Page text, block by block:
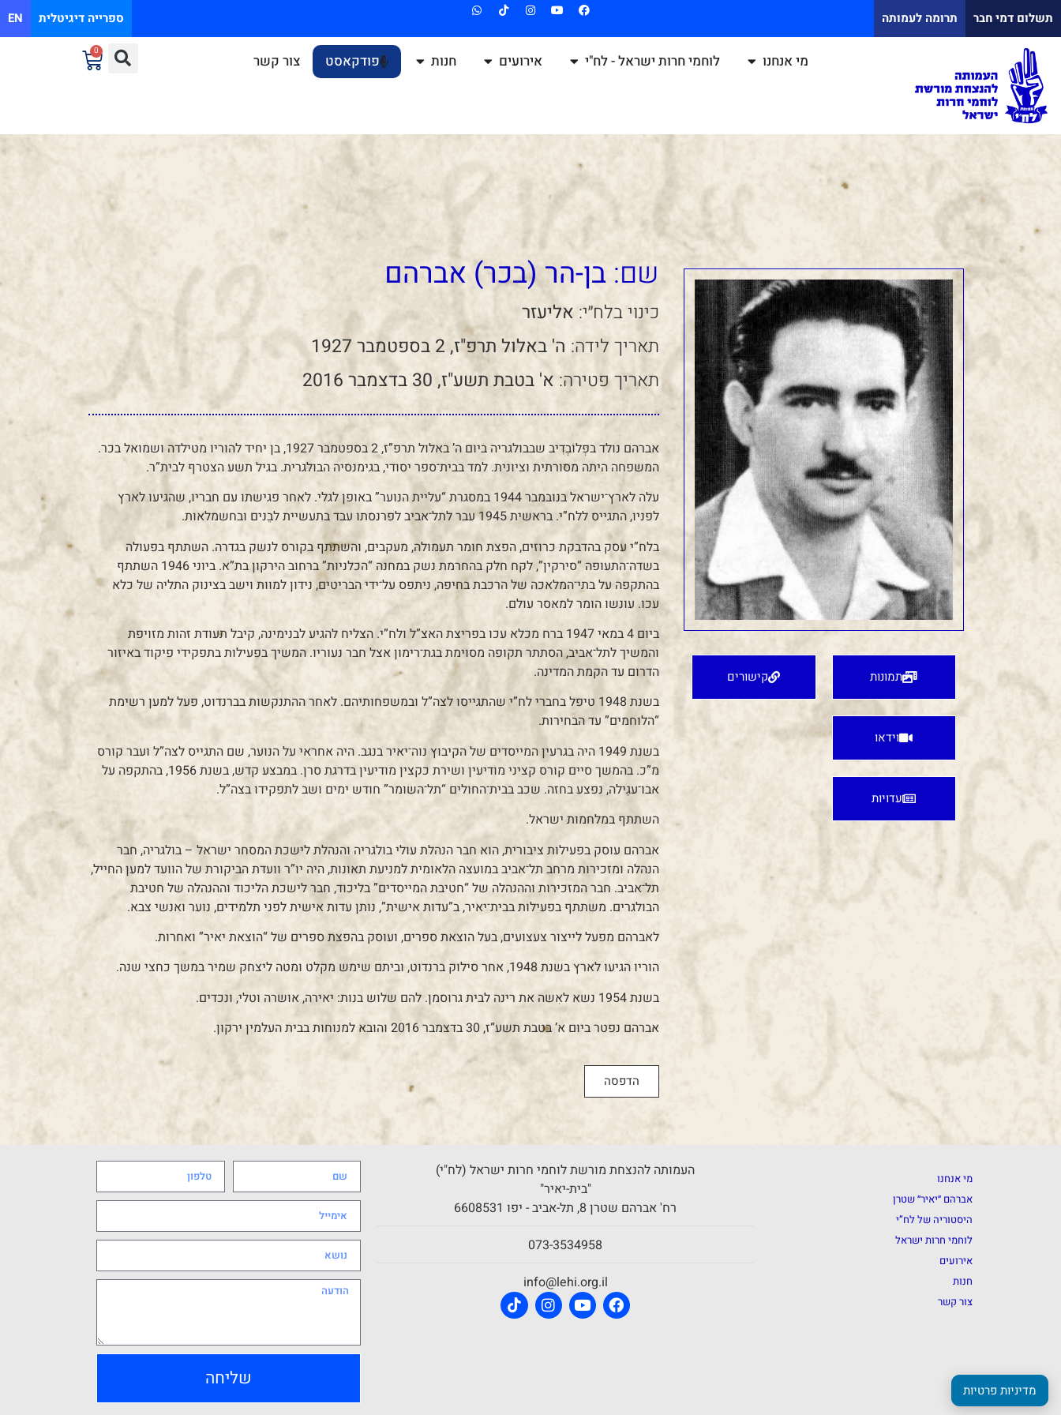
תשלום דמי חבר תרומה לעמותה EN ספרייה דיגיטלית
מי אנחנו לוחמי חרות ישראל - לח"י אירועים חנות פודקאסט צור קשר
0
תמונות
וידאו
עדויות
קישורים
שם: בן-הר (בכר) אברהם
כינוי בלח״י: אליעזר
תאריך לידה: ה' באלול תרפ"ז, 2 בספטמבר 1927
תאריך פטירה: א' בטבת תשע"ז, 30 בדצמבר 2016
אברהם נולד בפְּלוֹבְדִיב שבבולגריה ביום ה’ באלול תרפ”ז, 2 בספטמבר 1927, בן יחיד להוריו מטילדה ושמואל בכר.
המשפחה היתה מסורתית וציונית. למד בבית־ספר יסודי, בגימנסיה הבולגרית. בגיל תשע הצטרף לבית”ר.
עלה לארץ־ישראל בנובמבר 1944 במסגרת “עליית הנוער” באופן לגלי. לאחר פגישתו עם חבריו, שהגיעו לארץ
לפניו, התגייס ללח”י. בראשית 1945 עבר לתל־אביב לפרנסתו עבד בתעשיית לבֵנים ובחשמלאות.
בלח”י עסק בהדבקת כרוזים, הפצת חומר תעמולה, מעקבים, והשתתף בקורס לנשק בגדרה. השתתף בפעולה
בשדה־התעופה “סירקין”, לקח חלק בהחרמת נשק במחנה “הכלניות” ברחוב הירקון בת”א. ביוני 1946 השתתף
בהתקפה על בתי־המלאכה של הרכבת בחיפה, ניתפס על־ידי הבריטים, נידון למוות וישב בצינוק התליה של כלא
עכו. עונשו הומר למאסר עולם.
ביום 4 במאי 1947 ברח מכלא עכו בפריצת האצ”ל ולח”י. הצליח להגיע לבנימינה, קיבל תעודת זהות מזויפת
והמשיך לתל־אביב, הסתתר תקופה מסוימת בגת־רימון אצל חבר נעוריו. המשיך בפעילות בתפקידי פיקוד באיזור
הדרום עד הקמת המדינה.
בשנת 1948 טיפל בחברי לח”י שהתגייסו לצה”ל ובמשפחותיהם. לאחר ההתנקשות בברנדוט, פעל למען רשימת
“הלוחמים” עד הבחירות.
בשנת 1949 היה בגרעין המייסדים של הקיבוץ נוה־יאיר בנגב. היה אחראי על הנוער, שם התגייס לצה”ל ועבר קורס
מ”כ. בהמשך סיים קורס קציני מודיעין ושירת כקצין מודיעין בדרגת סרן. במבצע קדש, בשנת 1956, בהתקפה על
אבו־עגֵילה, נפצע בחזה. שכב בבית־החולים “תל־השומר” חודש ימים ושב לתפקידו בצה”ל.
השתתף במלחמות ישראל.
אברהם עוסק בפעילות ציבורית, הוא חבר הנהלת עולי בולגריה והנהלת לישכת המסחר ישראל – בולגריה, חבר
הנהלה ומזכירות מרחב תל־אביב במועצה הלאומית למניעת תאונות, היה יו”ר וועדת הביקורת של הוועד למען החייל,
תל־אביב. חבר המזכירות וההנהלה של “חטיבת המייסדים” בליכוד, חבר לישכת הליכוד וההנהלה של חטיבת
הבולגרים. משתתף בפעילות בבית־יאיר, ב”עדות אישית”, נותן עדות אישית לפני תלמידים, נוער ואנשי צבא.
לאברהם מפעל לייצור צעצועים, בעל הוצאת ספרים, ועוסק בהפצת ספרים של “הוצאת יאיר” ואחרות.
הוריו הגיעו לארץ בשנת 1948, אחר סילוק ברנדוט, וביתם שימש מקלט ומטה ליצחק שמיר במשך כחצי שנה.
בשנת 1954 נשא לאִשה את רינה לבית גרוסמן. להם שלוש בנות: יאירה, אושרה וטלי, ונכדים.
אברהם נפטר ביום א’ בטבת תשע”ז, 30 בדצמבר 2016 והובא למנוחות בבית העלמין ירקון.
הדפסה
מי אנחנו
אברהם ״יאיר״ שטרן
היסטוריה של לח”י
לוחמי חרות ישראל
אירועים
חנות
צור קשר
העמותה להנצחת מורשת לוחמי חרות ישראל (לח"י)
"בית-יאיר"
רח' אברהם שטרן 8, תל-אביב - יפו 6608531
073-3534958
info@lehi.org.il
שליחה
מדיניות פרטיות